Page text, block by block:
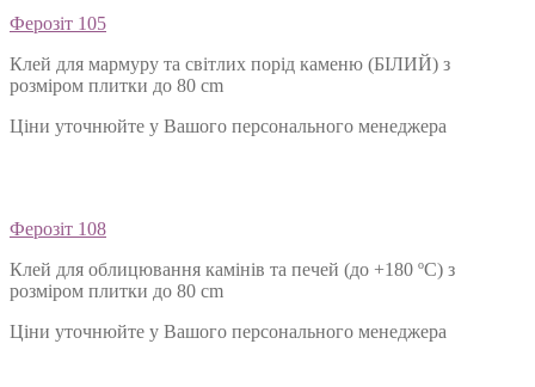
Ферозіт 105
Клей для мармуру та світлих порід каменю (БІЛИЙ) з
розміром плитки до 80 cm
Ціни уточнюйте у Вашого персонального менеджера
Ферозіт 108
Клей для облицювання камінів та печей (до +180 ºС) з
розміром плитки до 80 cm
Ціни уточнюйте у Вашого персонального менеджера